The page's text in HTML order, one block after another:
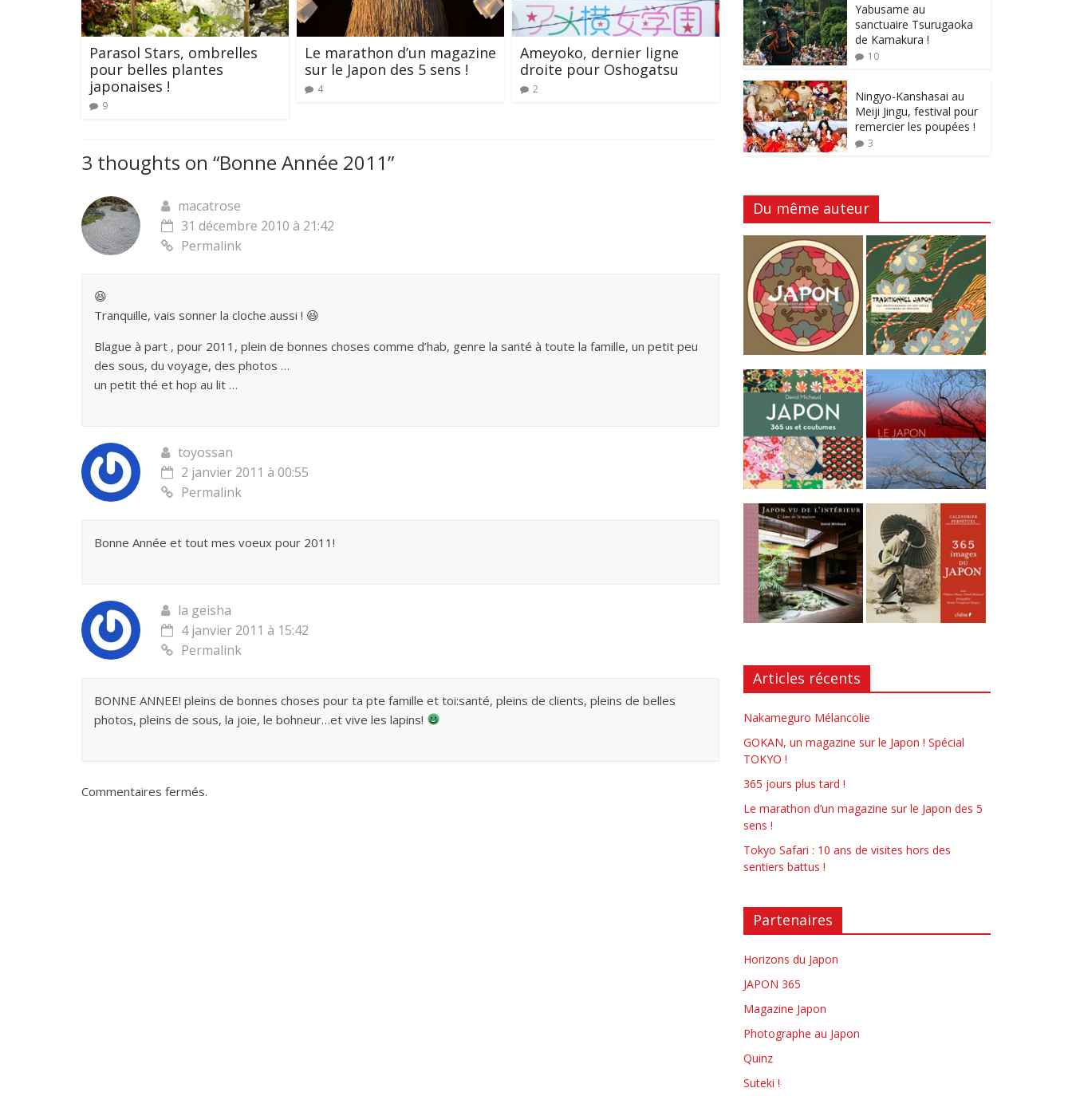
Parasol Stars, ombrelles
pour belles plantes
japonaises !
9
Le marathon d’un magazine
sur le Japon des 5 sens !
4
Ameyoko, dernier ligne
droite pour Oshogatsu
2
3 thoughts on “Bonne Année 2011”
macatrose
31 décembre 2010 à 21:42
Permalink
😆
Tranquille, vais sonner la cloche aussi ! 😆
Blague à part , pour 2011, plein de bonnes choses comme d’hab, genre la santé à toute la famille, un petit peu
des sous, du voyage, des photos …
un petit thé et hop au lit …
toyossan
2 janvier 2011 à 00:55
Permalink
Bonne Année et tout mes voeux pour 2011!
la geisha
4 janvier 2011 à 15:42
Permalink
BONNE ANNEE! pleins de bonnes choses pour ta pte famille et toi:santé, pleins de clients, pleins de belles
photos, pleins de sous, la joie, le bohneur…et vive les lapins!
Commentaires fermés.
Yabusame au
sanctuaire Tsurugaoka
de Kamakura !
10
Ningyo-Kanshasai au
Meiji Jingu, festival pour
remercier les poupées !
3
Du même auteur
Articles récents
Nakameguro Mélancolie
GOKAN, un magazine sur le Japon ! Spécial
TOKYO !
365 jours plus tard !
Le marathon d’un magazine sur le Japon des 5
sens !
Tokyo Safari : 10 ans de visites hors des
sentiers battus !
Partenaires
Horizons du Japon
JAPON 365
Magazine Japon
Photographe au Japon
Quinz
Suteki !